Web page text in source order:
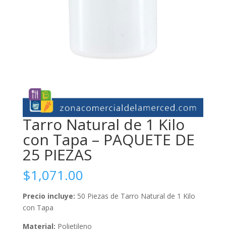
Tarro Natural de 1 Kilo
con Tapa – PAQUETE DE
25 PIEZAS
$1,071.00
Precio incluye: 50 Piezas de Tarro Natural de 1 Kilo
con Tapa
Material: Polietileno